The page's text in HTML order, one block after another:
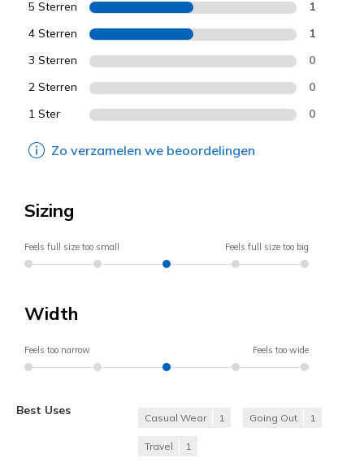
5 Sterren 1
4 Sterren 1
3 Sterren 0
2 Sterren 0
1 Ster 0
Zo verzamelen we beoordelingen
Sizing
Feels full size too small Feels full size too big
Width
Feels too narrow Feels too wide
Best Uses
Casual Wear 1 Going Out 1
Travel 1